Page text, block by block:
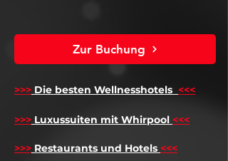
Zur Buchung
>>> Die besten Wellnesshotels <<<
>>> Luxussuiten mit Whirpool <<<
>>> Restaurants und Hotels <<<